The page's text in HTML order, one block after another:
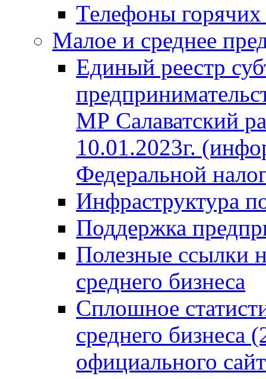
Телефоны
Малое и среднее
Единый реестр
МР Салаватский
10.01.2023г.
Федеральной
Инфраструктура
Поддержка
Полезные ссылки
среднего бизнеса
Сплошное
среднего бизнеса
официального